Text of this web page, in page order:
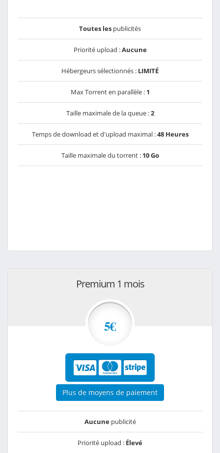
Toutes les publicités
Priorité upload :Aucune
Hébergeurs sélectionnés : LIMITÉ
Max Torrent en parallèle : 1
Taille maximale de la queue :2
Temps de download et d'upload maximal :48 Heures
Taille maximale du torrent : 10 Go
Premium 1 mois
5€
Plus de moyens de paiement
Aucunepublicité
Priorité upload : Élevé